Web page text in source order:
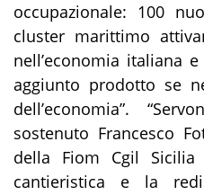
occupazionale: 100
cluster marittimo
nell’economia italiana
aggiunto prodotto se
dell’economia”.
sostenuto Francesco
della Fiom Cgil
cantieristica e la